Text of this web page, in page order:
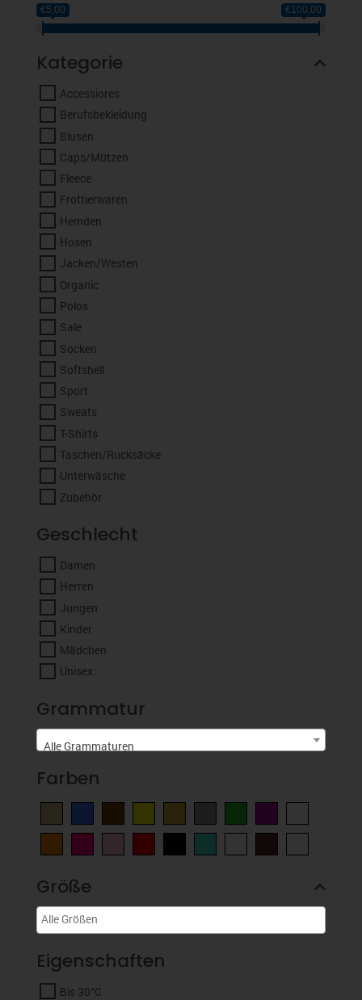
€5,00 €100,00
Kategorie
Accessiores
Berufsbekleidung
Blusen
Caps/Mützen
Fleece
Frottierwaren
Hemden
Hosen
Jacken/Westen
Organic
Polos
Sale
Socken
Softshell
Sport
Sweats
T-Shirts
Taschen/Rucksäcke
Unterwäsche
Zubehör
Geschlecht
Damen
Herren
Jungen
Kinder
Mädchen
Unisex
Grammatur
Alle Grammaturen
Farben
Größe
Eigenschaften
Bis 30°C